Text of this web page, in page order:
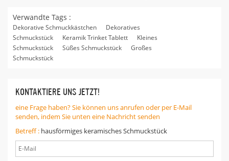
Verwandte Tags :
Dekorative Schmuckkästchen
Dekoratives
Schmuckstück
Keramik Trinket Tablett
Kleines
Schmuckstück
Süßes Schmuckstück
Großes
Schmuckstück
KONTAKTIERE UNS JETZT!
eine Frage haben? Sie können uns anrufen oder per E-Mail
senden, indem Sie unten eine Nachricht senden
Betreff : hausförmiges keramisches Schmuckstück